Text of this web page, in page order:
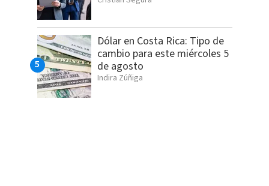
Dólar en Costa Rica: Tipo de
cambio para este miércoles 5
de agosto
Indira Zúñiga